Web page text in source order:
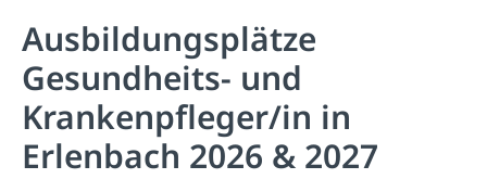
Ausbildungsplätze
Gesundheits- und
Krankenpfleger/in in
Erlenbach 2026 & 2027